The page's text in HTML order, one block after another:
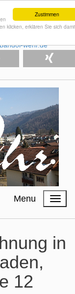
Zustimmen
klicken, erklären Sie sich
wehr.de
Menu
in
12